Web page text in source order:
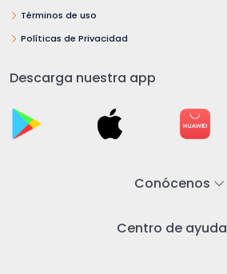
Términos de uso
Políticas de Privacidad
Descarga nuestra app
Conócenos
Centro de ayuda